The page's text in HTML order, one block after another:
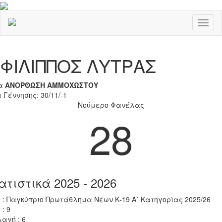
ΦΙΛΙΠΠΟΣ ΛΥΤΡΑΣ
ΑΝΟΡΘΩΣΗ ΑΜΜΟΧΩΣΤΟΥ
30/11/-1
Νούμερο Φανέλας
28
2025 - 2026
: Παγκύπριο Πρωτάθλημα Νέων Κ-19 Α΄ Κατηγορίας 2025/26
: 9
: 6